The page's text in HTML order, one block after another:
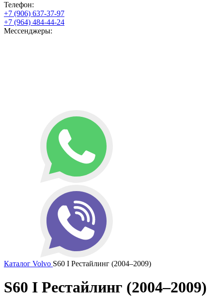
Телефон:
+7 (906) 637-37-97
+7 (964) 484-44-24
Мессенджеры:
Каталог Volvo S60 I Рестайлинг (2004–2009)
S60 I Рестайлинг (2004–2009)